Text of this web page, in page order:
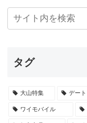
タグ
大山特集 デート
ワイモバイル